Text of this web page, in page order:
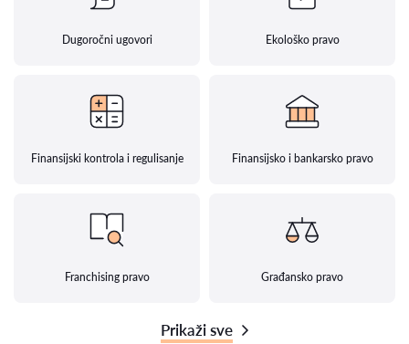
Dugoročni ugovori Ekološko pravo
Finansijski kontrola i regulisanje Finansijsko i bankarsko pravo
Franchising pravo Građansko pravo
Prikaži sve